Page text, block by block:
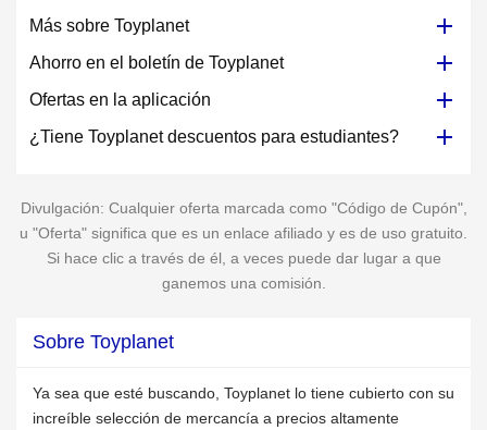
Más sobre Toyplanet
Ahorro en el boletín de Toyplanet
Ofertas en la aplicación
¿Tiene Toyplanet descuentos para estudiantes?
Divulgación: Cualquier oferta marcada como "Código de Cupón",
u "Oferta" significa que es un enlace afiliado y es de uso gratuito.
Si hace clic a través de él, a veces puede dar lugar a que
ganemos una comisión.
Sobre Toyplanet
Ya sea que esté buscando, Toyplanet lo tiene cubierto con su
increíble selección de mercancía a precios altamente